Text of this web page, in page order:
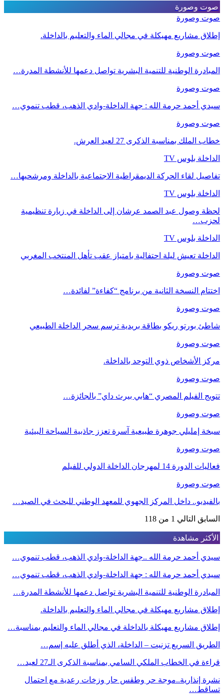
صوت وصورة
صوت وصورة
إطلاق مشاريع مهيكلة في مجالي الماء والتعليم بالداخلة.
صوت وصورة
المبادرة الوطنية للتنمية البشرية تواصل دعمها للأنشطة المدرة…
صوت وصورة
سيدي أحمد حرمة الله : جهة الداخلة-وادي الذهب، قطب تنموي…
صوت وصورة
خطاب الملك بمناسبة الذكرى 27 لعيد العرش.
الداخلة بلوس TV
تفاصيل لقاء الحركة الديمقراطية الاجتماعية بالداخلة ومرشحيها…
الداخلة بلوس TV
لحظة وصول عبد الصمد عرشان إلى الداخلة في زيارة تنظيمية
لحزب…
الداخلة بلوس TV
الداخلة تعيش ليلة احتفالية بامتياز عقب تأهل المنتخب المغربي
صوت وصورة
اختتام النسخة الثانية من برنامج “كفاءة” لفائدة…
صوت وصورة
شاطئ بورتو ريكو بطاقة بريدية ترسم سحر الداخلة الطبيعي
صوت وصورة
مركز الأشخاص ذوي التوحد بالداخلة.
صوت وصورة
تتويج الفيلم المصري “هابي بيرث داي” بالجائزة…
صوت وصورة
سبخة إمليلي جوهرة طبيعية آسرة تعزز جاذبية السياحة البيئية
صوت وصورة
فعاليات الدورة 14 لمهرجان الداخلة الدولي للفيلم
صوت وصورة
بالفيديو.. داخل المركز الجهوي للمعهد الوطني للبحث في الصيد…
السابق التالي 1 من 118
الأكثر مشاهدة
سيدي أحمد حرمة الله ..جهة الداخلة-وادي الذهب، قطب تنموي…
سيدي أحمد حرمة الله : جهة الداخلة-وادي الذهب، قطب تنموي…
المبادرة الوطنية للتنمية البشرية تواصل دعمها للأنشطة المدرة…
إطلاق مشاريع مهيكلة في مجالي الماء والتعليم بالداخلة.
إطلاق مشاريع مهيكلة بالداخلة في مجالي الماء والتعليم بمناسبة…
الطريق السريع تزنيت – الداخلة، الذي أطلق عليه إسم…
قراءة في الخطاب الملكي السامي بمناسبة الذكرى الـ27 لعيد…
نشرة إنذارية..موجة حر وطقس حار وزخات رعدية مع احتمال
تساقط…